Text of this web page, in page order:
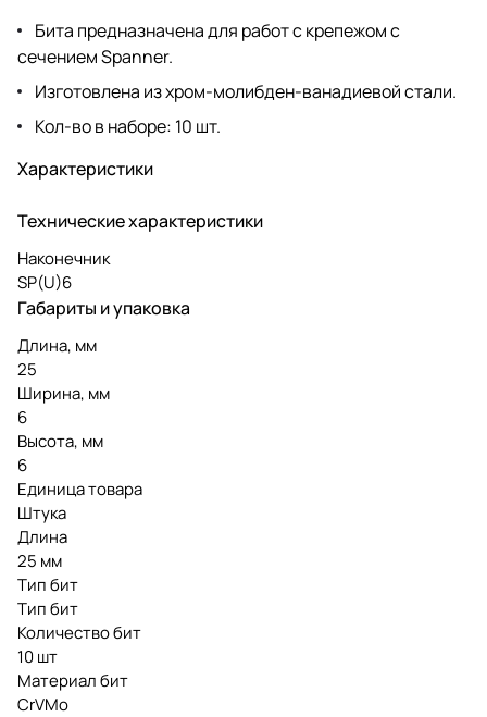
Бита предназначена для работ с крепежом с
сечением Spanner.
Изготовлена из хром-молибден-ванадиевой стали.
Кол-во в наборе: 10 шт.
Характеристики
Технические характеристики
Наконечник
SP(U)6
Габариты и упаковка
Длина, мм
25
Ширина, мм
6
Высота, мм
6
Единица товара
Штука
Длина
25 мм
Тип бит
Тип бит
Количество бит
10 шт
Материал бит
CrVMo